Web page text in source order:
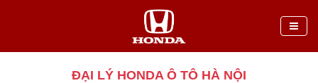
ĐẠI LÝ HONDA Ô TÔ HÀ NỘI